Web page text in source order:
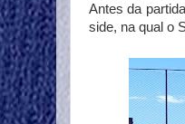
Antes da
side, na qual o